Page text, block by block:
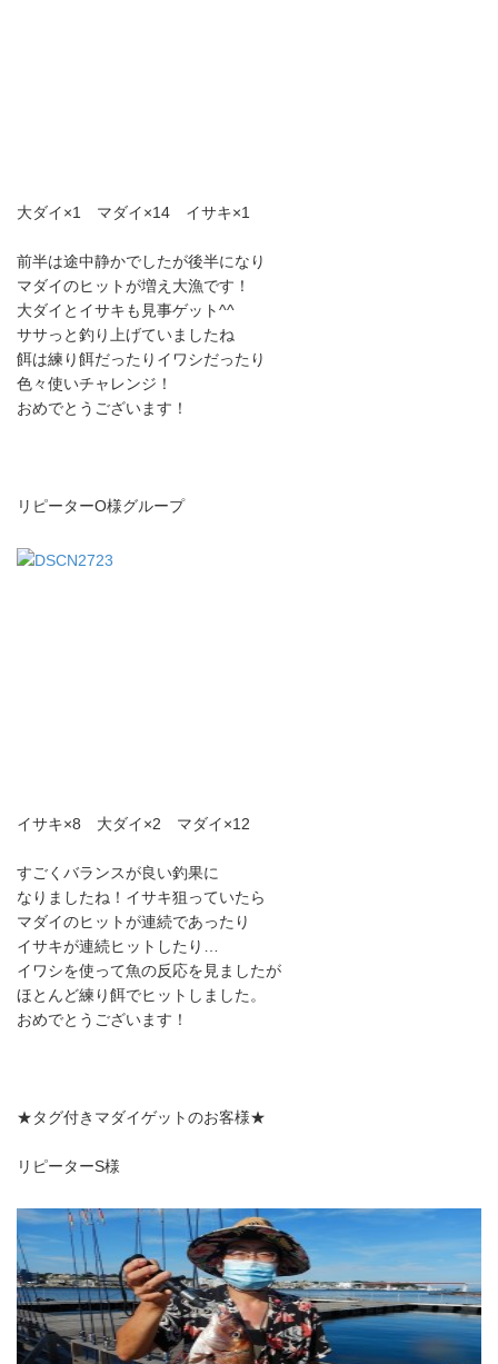
大ダイ×1 マダイ×14 イサキ×1
前半は途中静かでしたが後半になり
マダイのヒットが増え大漁です！
大ダイとイサキも見事ゲット^^
ササっと釣り上げていましたね
餌は練り餌だったりイワシだったり
色々使いチャレンジ！
おめでとうございます！
リピーターO様グループ
イサキ×8 大ダイ×2 マダイ×12
すごくバランスが良い釣果に
なりましたね！イサキ狙っていたら
マダイのヒットが連続であったり
イサキが連続ヒットしたり…
イワシを使って魚の反応を見ましたが
ほとんど練り餌でヒットしました。
おめでとうございます！
★タグ付きマダイゲットのお客様★
リピーターS様